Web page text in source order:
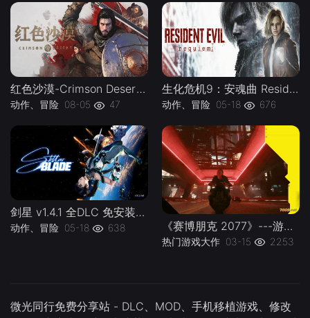
红色沙漠-Crimson Desert 解压即玩版 v1.14.00|中文|支持手柄|容量130G-下载-游戏本体-绿色免安装-解压即玩~
动作、冒险 08-05 47
生化危机9：安魂曲 Resident Evil Requiem Build.22472737 全DLC 中文免安装版-下载-游戏本体-绿色免安装-解压即玩~
动作、冒险 05-18 676
剑星 v1.4.1 全DLC 免安装中文版-下载-游戏本体-绿色免安装-解压即玩~
动作、冒险 05-18 638 《赛博朋克 2077》---游戏本体-绿色免安装-解压即玩~
热门游戏大作 03-15 2253
微光同行免费分享站 - DLC、MOD、手机移植游戏、修改